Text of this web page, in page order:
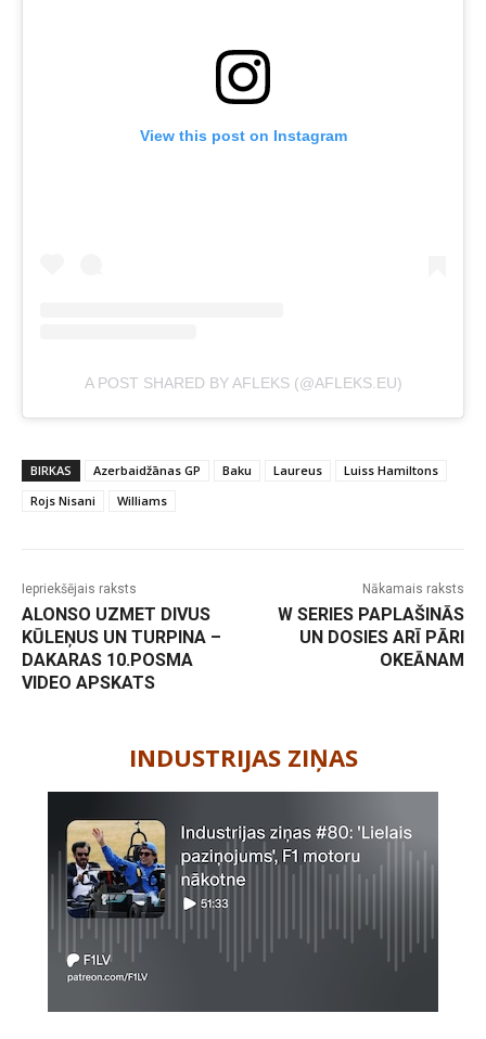
View this post on Instagram
A POST SHARED BY AFLEKS (@AFLEKS.EU)
BIRKAS Azerbaidžānas GP Baku Laureus
Luiss Hamiltons
Rojs Nisani
Williams
Iepriekšējais raksts
ALONSO UZMET DIVUS
KŪLEŅUS UN TURPINA –
DAKARAS 10.POSMA
VIDEO APSKATS
Nākamais raksts
W SERIES PAPLAŠINĀS
UN DOSIES ARĪ PĀRI
OKEĀNAM
INDUSTRIJAS ZIŅAS